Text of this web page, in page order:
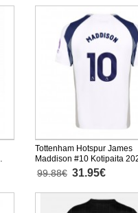
Tottenham Hotspur James
Maddison #10 Kotipaita
Lyhythihainen
99.88€ 31.95€